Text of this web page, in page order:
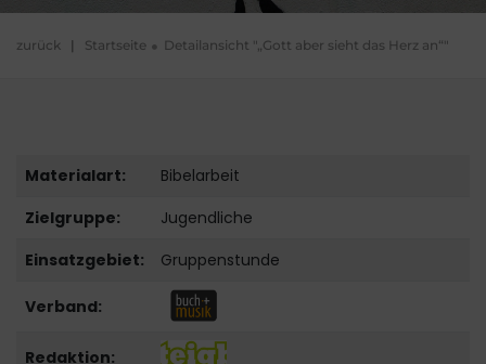
zurück | Startseite Detailansicht "„Gott aber sieht das Herz an“"
Materialart:
Bibelarbeit
Zielgruppe:
Jugendliche
Einsatzgebiet:
Gruppenstunde
Verband:
Redaktion: